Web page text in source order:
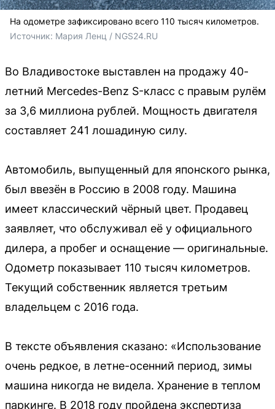
На одометре зафиксировано всего 110 тысяч километров.
Источник: Мария Ленц / NGS24.RU
Во Владивостоке выставлен на продажу 40-
летний Mercedes-Benz S-класс с правым рулём
за 3,6 миллиона рублей. Мощность двигателя
составляет 241 лошадиную силу.
Автомобиль, выпущенный для японского рынка,
был ввезён в Россию в 2008 году. Машина
имеет классический чёрный цвет. Продавец
заявляет, что обслуживал её у официального
дилера, а пробег и оснащение — оригинальные.
Одометр показывает 110 тысяч километров.
Текущий собственник является третьим
владельцем с 2016 года.
В тексте объявления сказано: «Использование
очень редкое, в летне-осенний период, зимы
машина никогда не видела. Хранение в теплом
паркинге. В 2018 году пройдена экспертиза